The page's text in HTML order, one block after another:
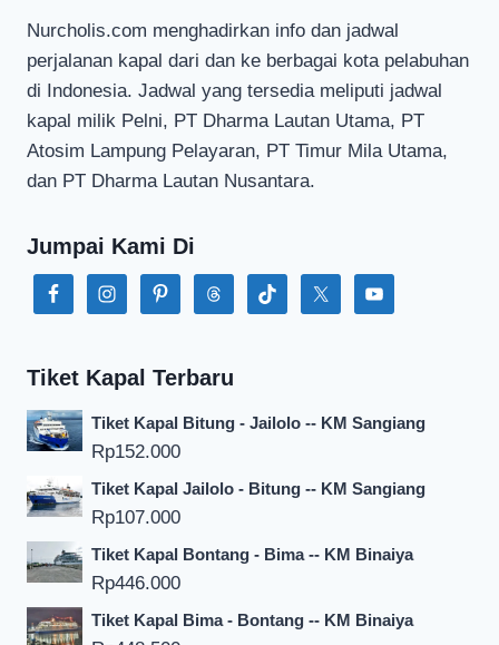
Nurcholis.com menghadirkan info dan jadwal
perjalanan kapal dari dan ke berbagai kota pelabuhan
di Indonesia. Jadwal yang tersedia meliputi jadwal
kapal milik Pelni, PT Dharma Lautan Utama, PT
Atosim Lampung Pelayaran, PT Timur Mila Utama,
dan PT Dharma Lautan Nusantara.
Jumpai Kami Di
Tiket Kapal Terbaru
Tiket Kapal Bitung - Jailolo -- KM Sangiang
Rp152.000
Tiket Kapal Jailolo - Bitung -- KM Sangiang
Rp107.000
Tiket Kapal Bontang - Bima -- KM Binaiya
Rp446.000
Tiket Kapal Bima - Bontang -- KM Binaiya